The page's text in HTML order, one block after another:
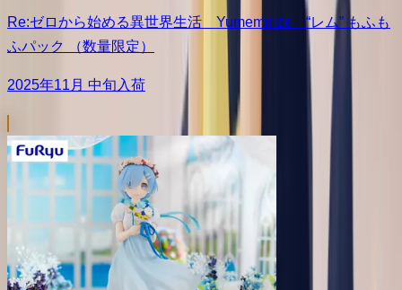
Re:ゼロから始める異世界生活 Yumemirize “レム” もふも
ふパック （数量限定）
2025年11月 中旬入荷